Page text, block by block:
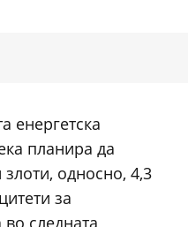
енергетска
планира да
односно, 4,3
за
следната